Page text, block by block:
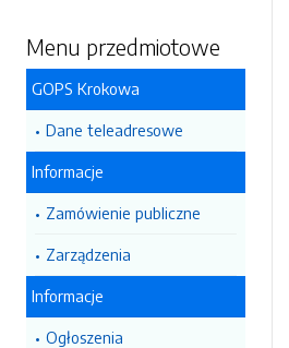
Menu przedmiotowe
GOPS Krokowa
Dane teleadresowe
Informacje
Zamówienie publiczne
Zarządzenia
Informacje
Ogłoszenia